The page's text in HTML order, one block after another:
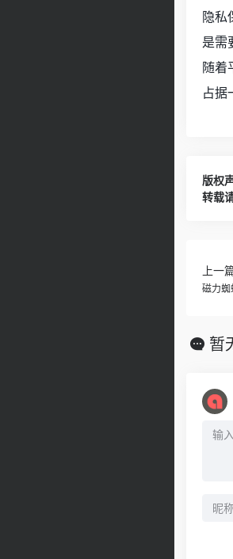
隐私
是需
随着
占据
版权
转载
上一
磁力蜘
暂